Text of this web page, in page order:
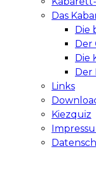
Das
Die
Der
Die
Der
Links
Kiezquiz